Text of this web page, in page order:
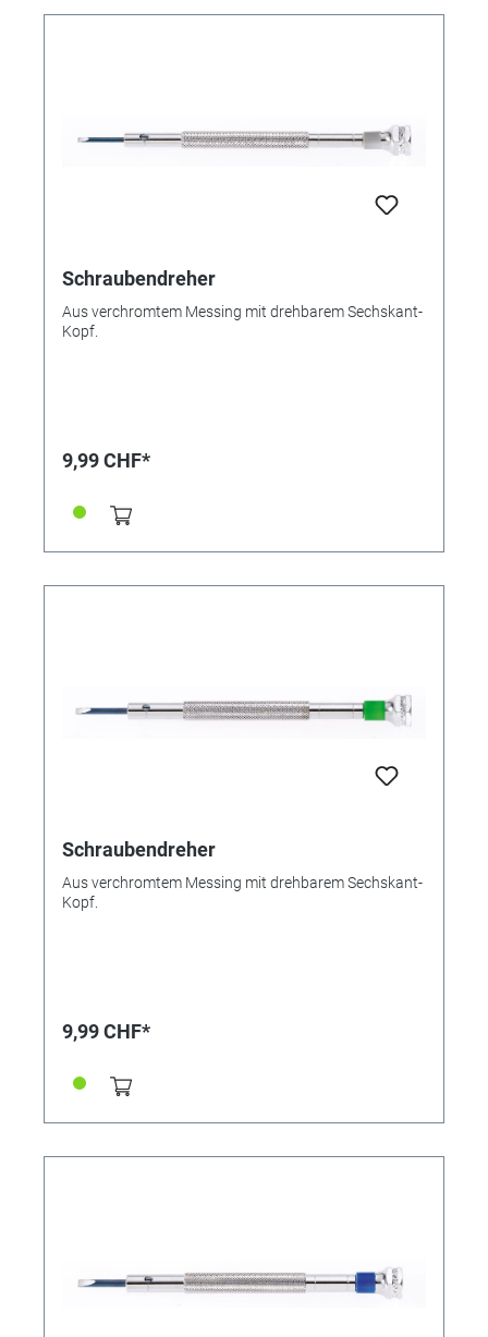
Schraubendreher
Aus verchromtem Messing mit drehbarem Sechskant-
Kopf.
9,99 CHF*
Schraubendreher
Aus verchromtem Messing mit drehbarem Sechskant-
Kopf.
9,99 CHF*